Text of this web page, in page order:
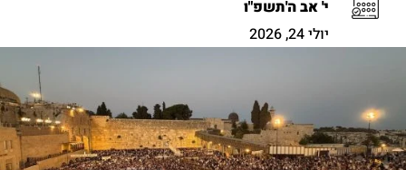
י' אב ה'תשפ"ו
יולי 24, 2026